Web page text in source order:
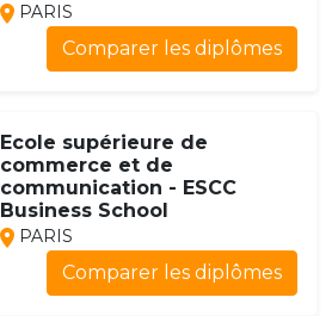
PARIS
Comparer les diplômes
Ecole supérieure de
commerce et de
communication - ESCC
Business School
PARIS
Comparer les diplômes